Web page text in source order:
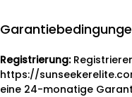
Registrierung:
https://
eine 24-monatige